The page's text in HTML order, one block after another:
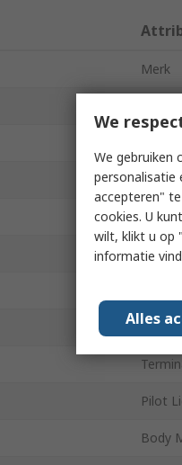
Merk
Series
Lamp
IP
Pilot
Body
We
We gebruiken
personalisatie
accepteren"
cookies. U
wilt, klikt u op
informatie
Alles